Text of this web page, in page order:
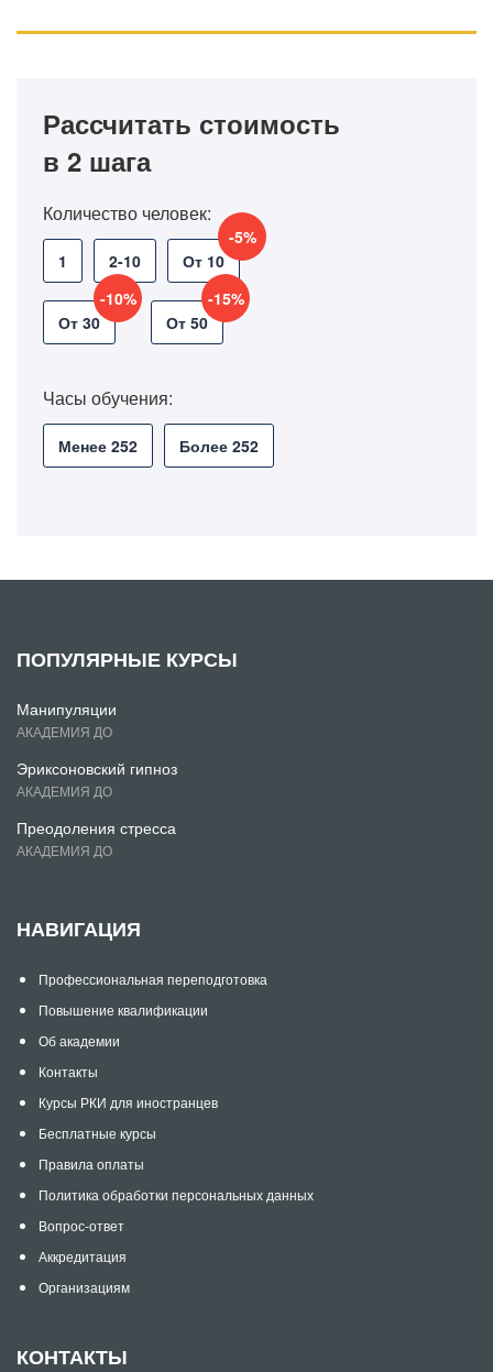
Рассчитать стоимость
в 2 шага
Количество человек:
1 2-10 От 10
-5%
От 30
-10%
От 50
-15%
Часы обучения:
Менее 252 Более 252
ПОПУЛЯРНЫЕ КУРСЫ
Манипуляции
АКАДЕМИЯ ДО
Эриксоновский гипноз
АКАДЕМИЯ ДО
Преодоления стресса
АКАДЕМИЯ ДО
НАВИГАЦИЯ
Профессиональная переподготовка
Повышение квалификации
Об академии
Контакты
Курсы РКИ для иностранцев
Бесплатные курсы
Правила оплаты
Политика обработки персональных данных
Вопрос-ответ
Аккредитация
Организациям
КОНТАКТЫ